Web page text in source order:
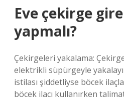
Eve çekirge
yapmalı?
Çekirgeleri yakalama:
elektrikli süpürgeyle
istilası şiddetliyse böcek
böcek ilacı kullanırken